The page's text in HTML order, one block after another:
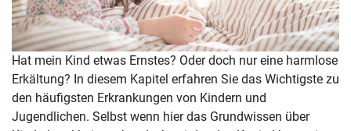
Hat mein Kind etwas Ernstes? Oder doch nur eine harmlose
Erkältung? In diesem Kapitel erfahren Sie das Wichtigste zu
den häufigsten Erkrankungen von Kindern und
Jugendlichen. Selbst wenn hier das Grundwissen über